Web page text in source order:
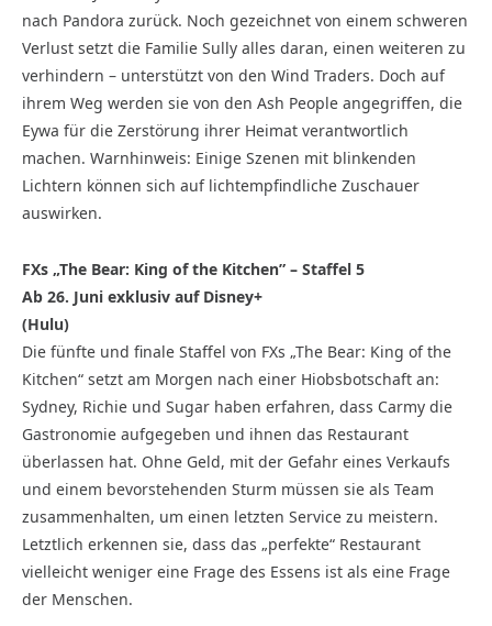
nach Pandora zurück. Noch gezeichnet von einem schweren
Verlust setzt die Familie Sully alles daran, einen weiteren zu
verhindern – unterstützt von den Wind Traders. Doch auf
ihrem Weg werden sie von den Ash People angegriffen, die
Eywa für die Zerstörung ihrer Heimat verantwortlich
machen. Warnhinweis: Einige Szenen mit blinkenden
Lichtern können sich auf lichtempfindliche Zuschauer
auswirken.
FXs „The Bear: King of the Kitchen” – Staffel 5
Ab 26. Juni exklusiv auf Disney+
(Hulu)
Die fünfte und finale Staffel von FXs „The Bear: King of the
Kitchen“ setzt am Morgen nach einer Hiobsbotschaft an:
Sydney, Richie und Sugar haben erfahren, dass Carmy die
Gastronomie aufgegeben und ihnen das Restaurant
überlassen hat. Ohne Geld, mit der Gefahr eines Verkaufs
und einem bevorstehenden Sturm müssen sie als Team
zusammenhalten, um einen letzten Service zu meistern.
Letztlich erkennen sie, dass das „perfekte“ Restaurant
vielleicht weniger eine Frage des Essens ist als eine Frage
der Menschen.